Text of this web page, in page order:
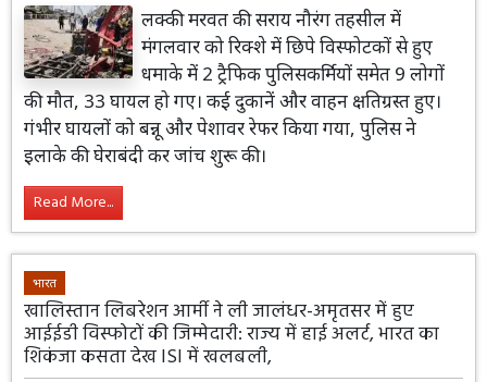
लक्की मरवत की सराय नौरंग तहसील में
मंगलवार को रिक्शे में छिपे विस्फोटकों से हुए
धमाके में 2 ट्रैफिक पुलिसकर्मियों समेत 9 लोगों
की मौत, 33 घायल हो गए। कई दुकानें और वाहन क्षतिग्रस्त हुए।
गंभीर घायलों को बन्नू और पेशावर रेफर किया गया, पुलिस ने
इलाके की घेराबंदी कर जांच शुरू की।
Read More...
भारत
खालिस्तान लिबरेशन आर्मी ने ली जालंधर-अमृतसर में हुए
आईईडी विस्फोटों की जिम्मेदारी: राज्य में हाई अलर्ट, भारत का
शिकंजा कसता देख ISI में खलबली,